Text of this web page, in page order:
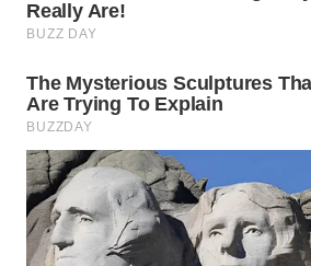
WN
BORNEO
Wahana
Media
Group
WAHANA
NEWS
WAHANA